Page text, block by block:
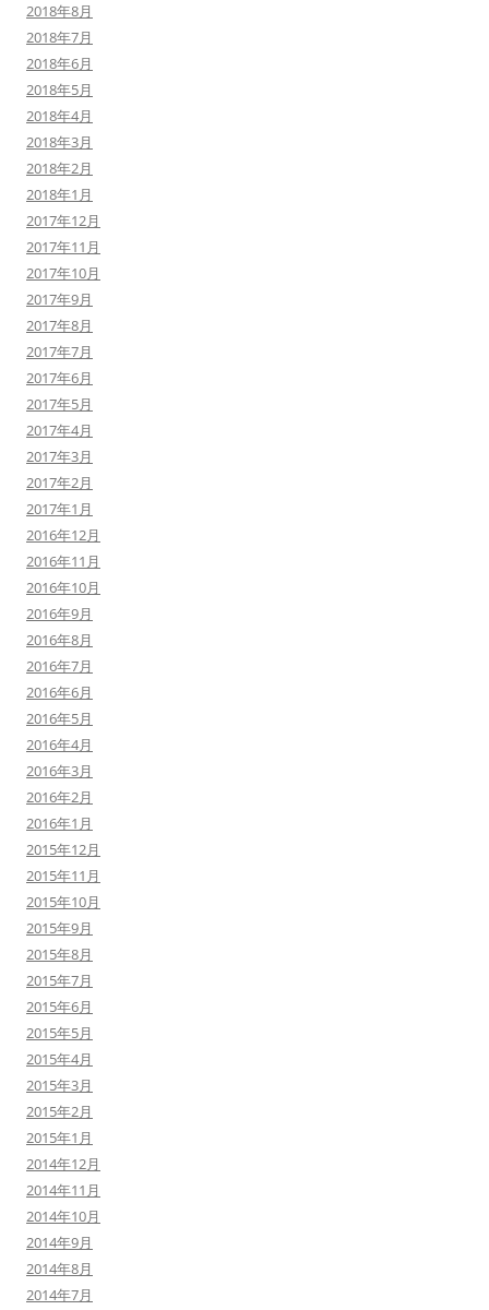
2018年8月
2018年7月
2018年6月
2018年5月
2018年4月
2018年3月
2018年2月
2018年1月
2017年12月
2017年11月
2017年10月
2017年9月
2017年8月
2017年7月
2017年6月
2017年5月
2017年4月
2017年3月
2017年2月
2017年1月
2016年12月
2016年11月
2016年10月
2016年9月
2016年8月
2016年7月
2016年6月
2016年5月
2016年4月
2016年3月
2016年2月
2016年1月
2015年12月
2015年11月
2015年10月
2015年9月
2015年8月
2015年7月
2015年6月
2015年5月
2015年4月
2015年3月
2015年2月
2015年1月
2014年12月
2014年11月
2014年10月
2014年9月
2014年8月
2014年7月